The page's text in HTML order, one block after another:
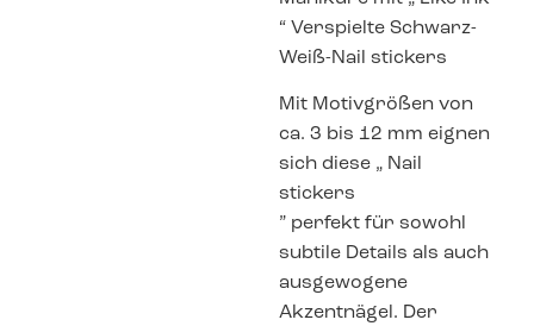
“ Verspielte Schwarz-
Weiß-Nail stickers
Mit Motivgrößen von
ca. 3 bis 12 mm eignen
sich diese „ Nail
stickers
” perfekt für sowohl
subtile Details als auch
ausgewogene
Akzentnägel. Der